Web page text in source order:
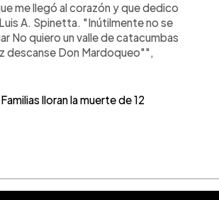
me llegó al corazón y que dedico
A. Spinetta. "Inútilmente no se
No quiero un valle de catacumbas
descanse Don Mardoqueo"",
lloran la muerte de 12